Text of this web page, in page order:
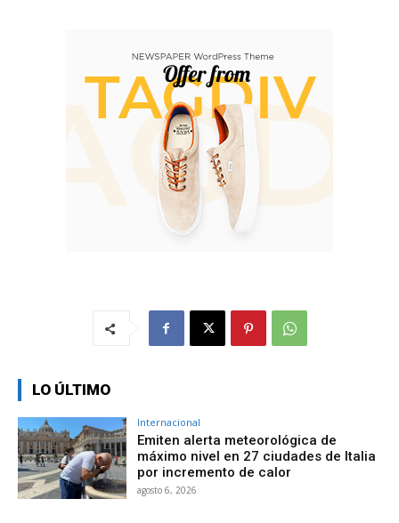
LO ÚLTIMO
Internacional
Emiten alerta meteorológica de
máximo nivel en 27 ciudades de Italia
por incremento de calor
agosto 6, 2026